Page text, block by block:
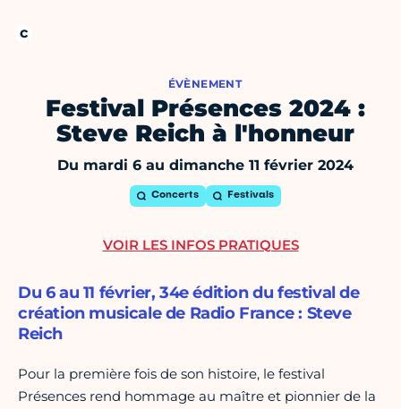
ÉVÈNEMENT
Festival Présences 2024 :
Steve Reich à l'honneur
Du mardi 6 au dimanche 11 février 2024
Concerts Festivals
Du 6 au 11 février, 34e édition du festival de
création musicale de Radio France : Steve
Reich
Pour la première fois de son histoire, le festival
Présences rend hommage au maître et pionnier de la
VOIR LES INFOS PRATIQUES